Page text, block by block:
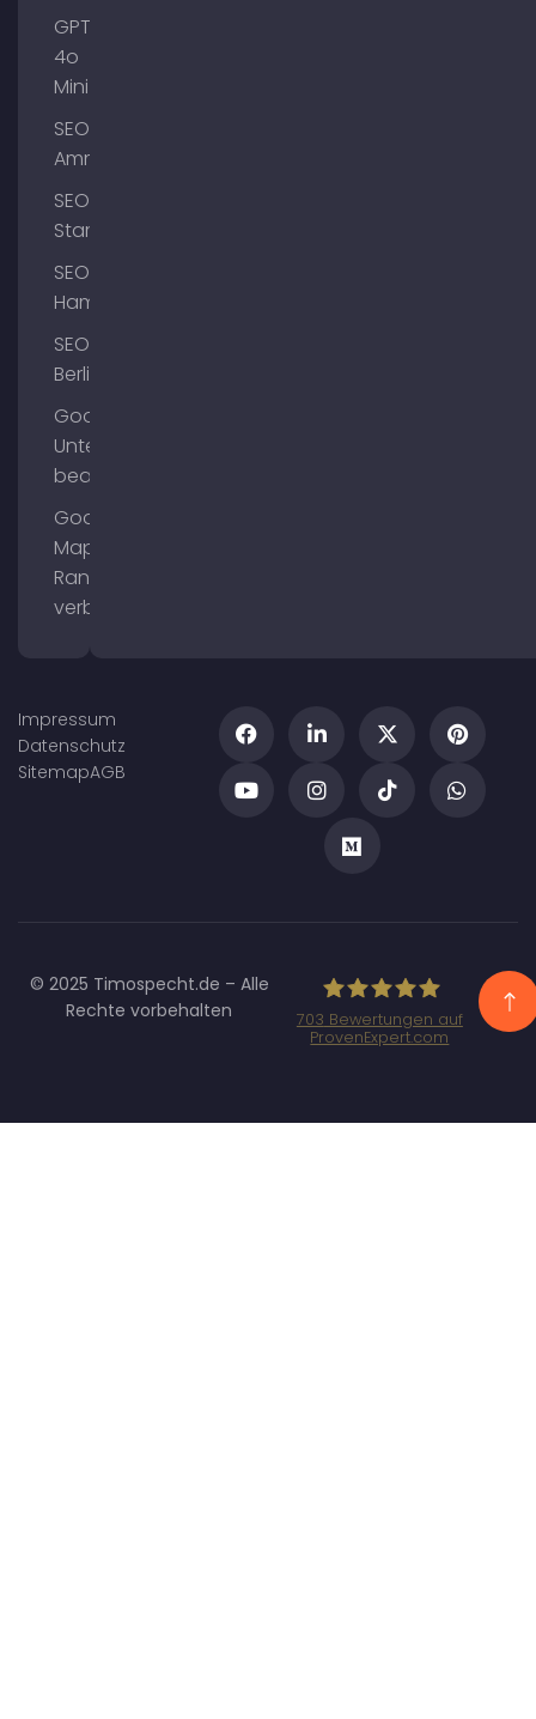
GPT-
4o
Mini
SEO
Ammersee
SEO
Starnberg
SEO
Hamburg
SEO
Berlin
Google
Unternehmensprofil
bearbeiten
Google
Maps
Ranking
verbessern
Impressum
Datenschutz
SitemapAGB
© 2025 Timospecht.de – Alle
Rechte vorbehalten
Marketing GmbH
703 Bewertungen auf
ProvenExpert.com